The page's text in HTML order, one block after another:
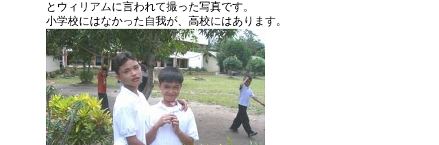
とウィリアムに言われて撮った写真です。
小学校にはなかった自我が、高校にはあります。